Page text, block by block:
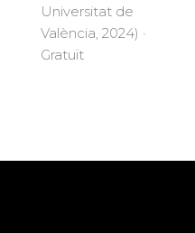
Universitat de
València, 2024) ·
Gratuït